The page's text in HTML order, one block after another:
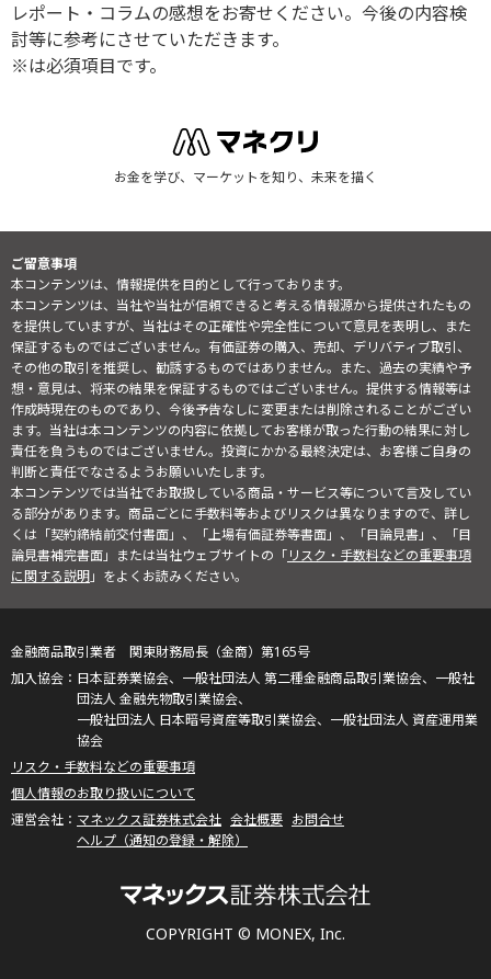
レポート・コラムの感想をお寄せください。今後の内容検
討等に参考にさせていただきます。
※は必須項目です。
お金を学び、マーケットを知り、未来を描く
ご留意事項
本コンテンツは、情報提供を目的として行っております。
本コンテンツは、当社や当社が信頼できると考える情報源から提供されたもの
を提供していますが、当社はその正確性や完全性について意見を表明し、また
保証するものではございません。有価証券の購入、売却、デリバティブ取引、
その他の取引を推奨し、勧誘するものではありません。また、過去の実績や予
想・意見は、将来の結果を保証するものではございません。提供する情報等は
作成時現在のものであり、今後予告なしに変更または削除されることがござい
ます。当社は本コンテンツの内容に依拠してお客様が取った行動の結果に対し
責任を負うものではございません。投資にかかる最終決定は、お客様ご自身の
判断と責任でなさるようお願いいたします。
本コンテンツでは当社でお取扱している商品・サービス等について言及してい
る部分があります。商品ごとに手数料等およびリスクは異なりますので、詳し
くは「契約締結前交付書面」、「上場有価証券等書面」、「目論見書」、「目
論見書補完書面」または当社ウェブサイトの「リスク・手数料などの重要事項
に関する説明」をよくお読みください。
COPYRIGHT © MONEX, Inc.
金融商品取引業者 関東財務局長（金商）第165号
日本証券業協会、一般社団法人 第二種金融商品取引業協会、一般社
団法人 金融先物取引業協会、
一般社団法人 日本暗号資産等取引業協会、一般社団法人 資産運用業
協会
リスク・手数料などの重要事項
個人情報のお取り扱いについて
マネックス証券株式会社 会社概要 お問合せ
ヘルプ（通知の登録・解除）